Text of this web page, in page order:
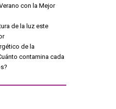
con la Mejor
de la luz este
de la
contamina cada